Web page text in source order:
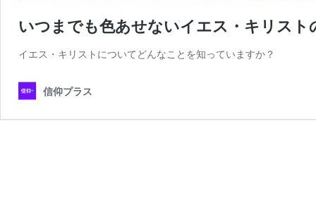
いつまでも色あせないイエス・キリス
イエス・キリストについてどんなことを知っていますか？
信仰プラス